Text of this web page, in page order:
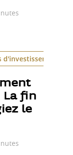
d'investissement
La fin
le